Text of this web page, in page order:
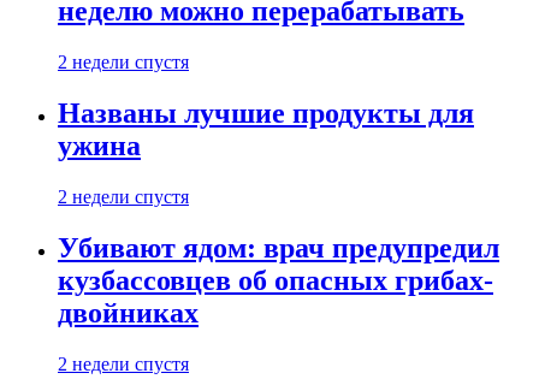
неделю можно перерабатывать
2 недели спустя
Названы лучшие продукты для
ужина
2 недели спустя
Убивают ядом: врач предупредил
кузбассовцев об опасных грибах-
двойниках
2 недели спустя